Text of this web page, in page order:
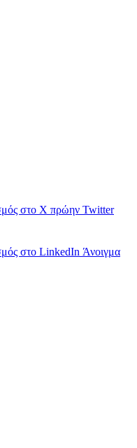
στο X πρώην Twitter
στο LinkedIn Άνοιγμα